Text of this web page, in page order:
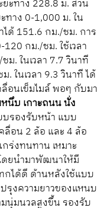
ยะทาง 228.8 ม. ส่วน
ทาง 0-1,000 ม. ใน
ได้ 151.6 กม./ชม. การ
กม./ชม. ใช้เวลา
. ในเวลา 7.7 วินาที
ในเวลา 9.3 วินาที ได้
อนเข็มไมล์ พอๆ กับมา
นึบ เกาะถนน นั่ง
บรองรับหน้า แบบ
อน 2 ล้อ และ 4 ล้อ
ร่งทนทาน เหมาะ
ดยนำมาพัฒนาให้มี
ได้ดี ด้านหลังใช้แบบ
งความยาวของแหนบ
นุ่มนวลสูงขึ้น รองรับ